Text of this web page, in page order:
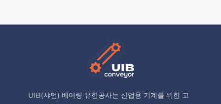
UIB(샤먼) 베어링 유한공사는 산업용 기계를 위한 고